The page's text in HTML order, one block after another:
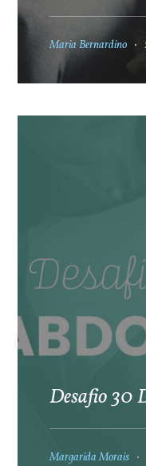
Maria Bernardino
Desafio 30
Margarida Morais